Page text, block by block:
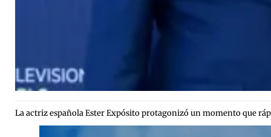
La actriz española Ester Expósito protagonizó un momento que